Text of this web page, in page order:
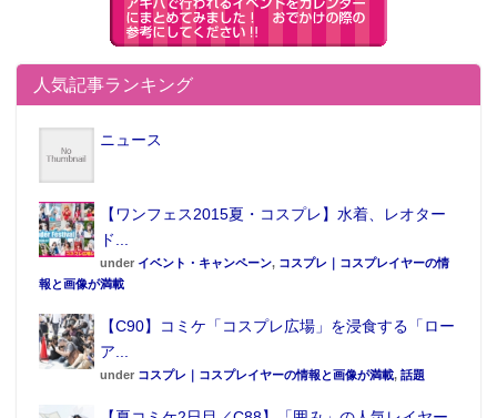
人気記事ランキング
ニュース
【ワンフェス2015夏・コスプレ】水着、レオター
ド...
under イベント・キャンペーン, コスプレ｜コスプレイヤーの情
報と画像が満載
【C90】コミケ「コスプレ広場」を浸食する「ロー
ア...
under コスプレ｜コスプレイヤーの情報と画像が満載, 話題